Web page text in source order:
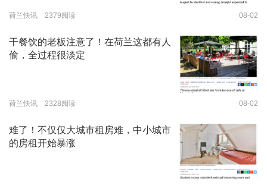
荷兰快讯 2379阅读 08-02
干餐饮的老板注意了！在荷兰这都有人
偷，全过程很淡定
荷兰快讯 2328阅读 08-02
难了！不仅仅大城市租房难，中小城市
的房租开始暴涨